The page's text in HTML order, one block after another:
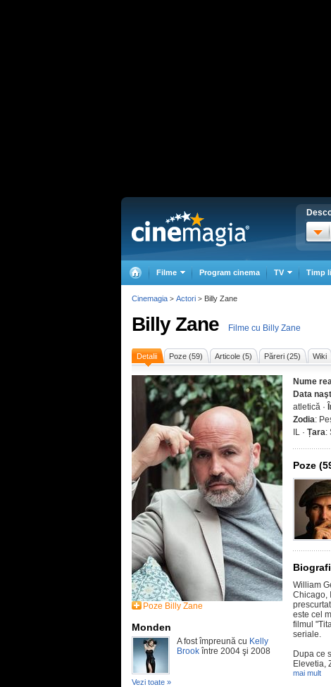
Filme Program cinema TV Timp
Billy Zane Filme cu Billy Zane
Detalii Poze (59) Articole (5) Păreri (25) Wiki
Poze Billy Zane
Monden
A fost împreună cu Kelly
Brook între 2004 şi 2008
Vezi toate »
Nume
Data
atletică ·
Zodia:
IL · Țara:
Poze
William
Chicago,
este cel
filmul
seriale.
Dupa ce
Elevetia,
mai mult
Cinemagia > Actori > Billy Zane